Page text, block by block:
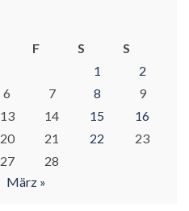
F S
S
1
2
6 7 8
9
13 14 15
16
20 21 22
23
27
28
März »